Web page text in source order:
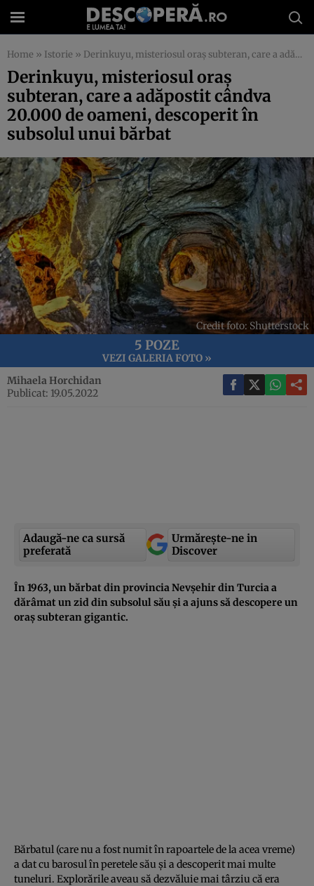
Home » Istorie » Derinkuyu, misteriosul oraș subteran, care a adăpostit cândva 20.000 de oameni, descoperit în subsolul unui bărbat
Derinkuyu, misteriosul oraș
subteran, care a adăpostit cândva
20.000 de oameni, descoperit în
subsolul unui bărbat
Credit foto: Shutterstock
5 POZE
VEZI GALERIA FOTO »
Mihaela Horchidan
Publicat: 19.05.2022
Adaugă-ne ca sursă
preferată
Urmărește-ne in
Discover
În 1963, un bărbat din provincia Nevșehir din Turcia a
dărâmat un zid din subsolul său și a ajuns să descopere un
oraș subteran gigantic.
Bărbatul (care nu a fost numit în rapoartele de la acea vreme)
a dat cu barosul în peretele său și a descoperit mai multe
tuneluri. Explorările aveau să dezvăluie mai târziu că era